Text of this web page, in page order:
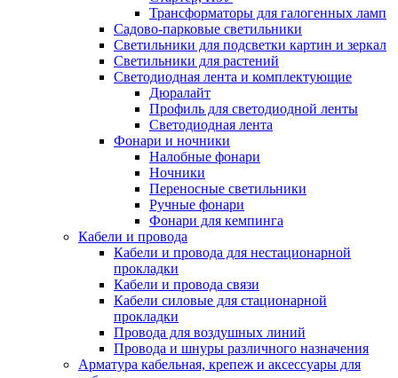
Трансформаторы для галогенных ламп
Садово-парковые светильники
Светильники для подсветки картин и зеркал
Светильники для растений
Светодиодная лента и комплектующие
Дюралайт
Профиль для светодиодной ленты
Светодиодная лента
Фонари и ночники
Налобные фонари
Ночники
Переносные светильники
Ручные фонари
Фонари для кемпинга
Кабели и провода
Кабели и провода для нестационарной
прокладки
Кабели и провода связи
Кабели силовые для стационарной
прокладки
Провода для воздушных линий
Провода и шнуры различного назначения
Арматура кабельная, крепеж и аксессуары для